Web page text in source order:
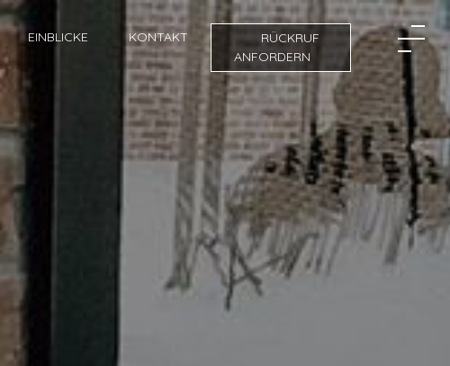
EINBLICKE KONTAKT
RÜCKRUF
ANFORDERN